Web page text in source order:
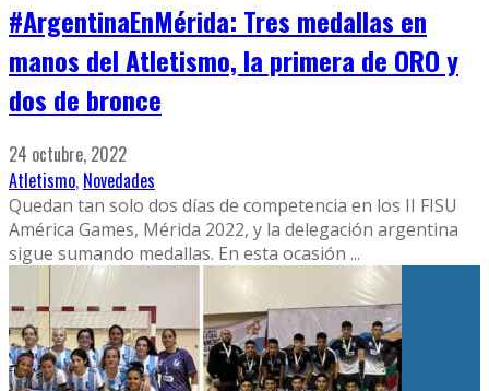
#ArgentinaEnMérida: Tres medallas en
manos del Atletismo, la primera de ORO y
dos de bronce
24 octubre, 2022
Atletismo, Novedades
Quedan tan solo dos días de competencia en los II FISU
América Games, Mérida 2022, y la delegación argentina
sigue sumando medallas. En esta ocasión ...